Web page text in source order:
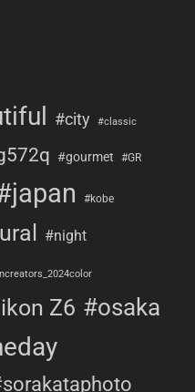
#city #classic
#gourmet #GR
#kobe
#night
Z6 #osaka